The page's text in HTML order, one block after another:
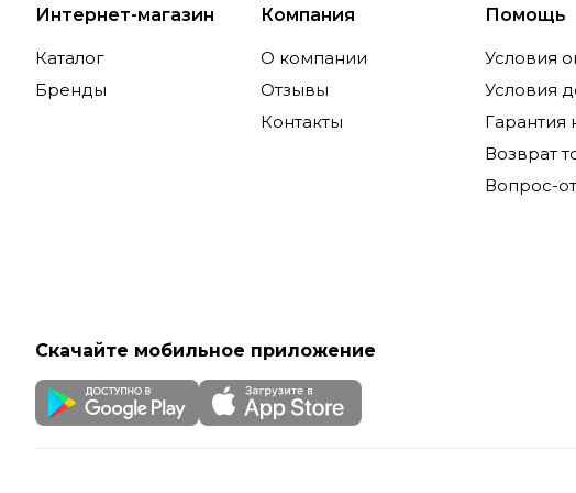
Интернет-магазин
Каталог
Бренды
Компания
О компании
Отзывы
Контакты
Помощь
Условия
Условия
Гарантия
Возврат
Вопрос-
Скачайте мобильное приложение